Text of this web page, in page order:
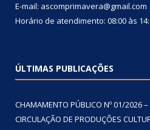
E-mail: ascomprimavera@gmail.com
Horário de atendimento: 08:00 às
ÚLTIMAS PUBLICAÇÕES
CHAMAMENTO PÚBLICO Nº 01/2026
CIRCULAÇÃO DE PRODUÇÕES